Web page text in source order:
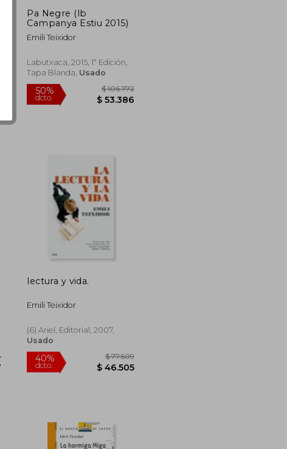
$ 40.685
Pa Negre (lb
Campanya Estiu 2015)
Emili Teixidor
Labutxaca, 2015, 1ª Edición,
Tapa Blanda, Usado
50%
dcto.
lectura y vida.
Emili Teixidor
(6) Ariel, Editorial, 2007,
Usado